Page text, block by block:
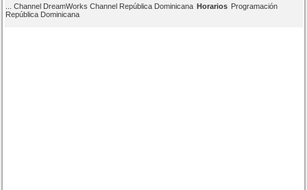
... Channel DreamWorks Channel República Dominicana Horarios Programación
República Dominicana